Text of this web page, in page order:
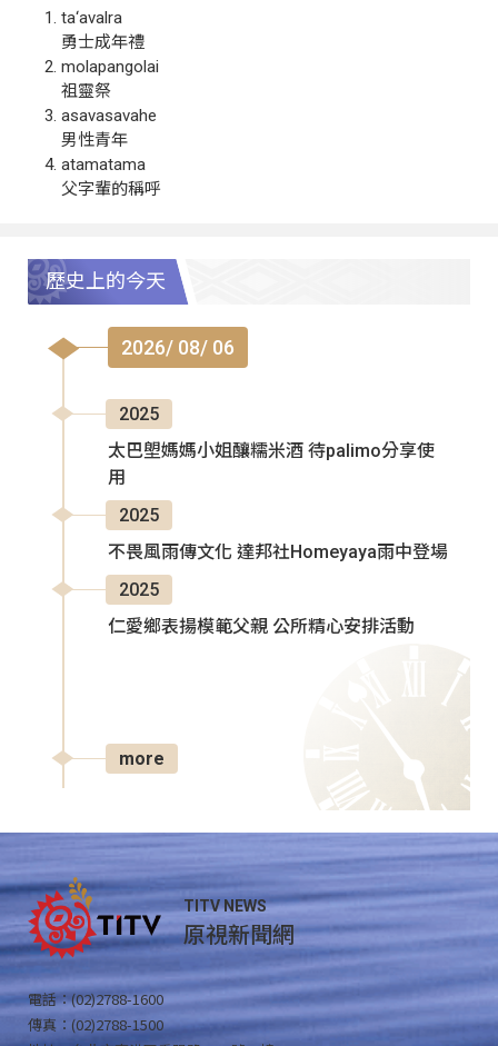
ta‘avalra
勇士成年禮
molapangolai
祖靈祭
asavasavahe
男性青年
atamatama
父字輩的稱呼
歷史上的今天
2026/ 08/ 06
2025
太巴塱媽媽小姐釀糯米酒 待palimo分享使
用
2025
不畏風雨傳文化 達邦社Homeyaya雨中登場
2025
仁愛鄉表揚模範父親 公所精心安排活動
more
TITV NEWS
原視新聞網
電話：(02)2788-1600
傳真：(02)2788-1500